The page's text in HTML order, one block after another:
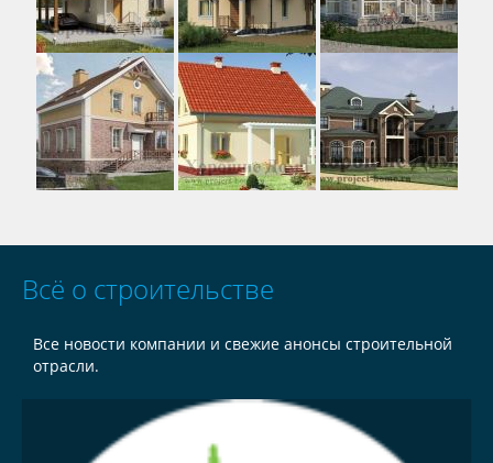
Всё о строительстве
Все новости компании и свежие анонсы строительной
отрасли.